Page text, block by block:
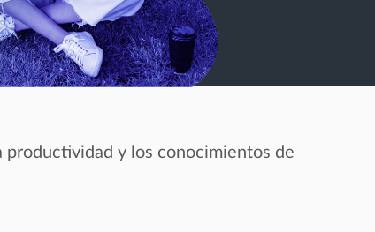
productividad y los conocimientos de